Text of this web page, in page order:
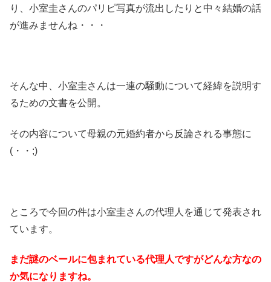
り、小室圭さんのパリピ写真が流出したりと中々結婚の話
が進みませんね・・・
そんな中、小室圭さんは一連の騒動について経緯を説明す
るための文書を公開。
その内容について母親の元婚約者から反論される事態に
(・・;)
ところで今回の件は小室圭さんの代理人を通じて発表され
ています。
まだ謎のベールに包まれている代理人ですがどんな方なの
か気になりますね。